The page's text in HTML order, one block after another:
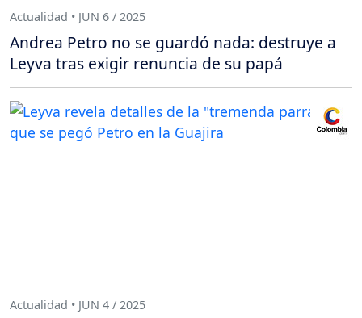
Actualidad • JUN 6 / 2025
Andrea Petro no se guardó nada: destruye a
Leyva tras exigir renuncia de su papá
Actualidad • JUN 4 / 2025